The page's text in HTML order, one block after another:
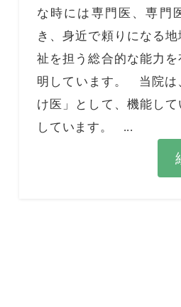
な時には専門医、専門
き、身近で頼りになる
祉を担う総合的な能力
明しています。 当院は
け医」として、機能し
しています。 ...